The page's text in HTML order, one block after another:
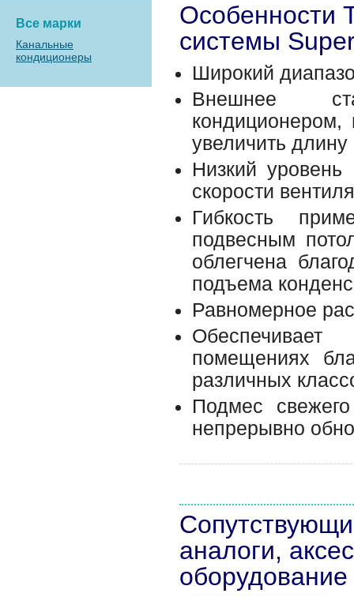
Все марки
Канальные
кондиционеры
Особенности
системы
Широкий
Внешнее
увеличить длину
Низкий
скорости
Гибкость
подвесным
облегчена
подъема
Равномерное
помещениях
различных
Подмес
непрерывно
аналоги,
оборудование